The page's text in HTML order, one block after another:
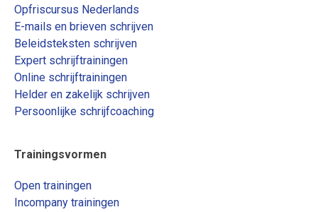
Opfriscursus Nederlands
E-mails en brieven schrijven
Beleidsteksten schrijven
Expert schrijftrainingen
Online schrijftrainingen
Helder en zakelijk schrijven
Persoonlijke schrijfcoaching
Trainingsvormen
Open trainingen
Incompany trainingen